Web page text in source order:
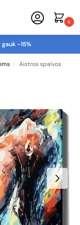
0
gauk -15%
/ Aistros spalvos